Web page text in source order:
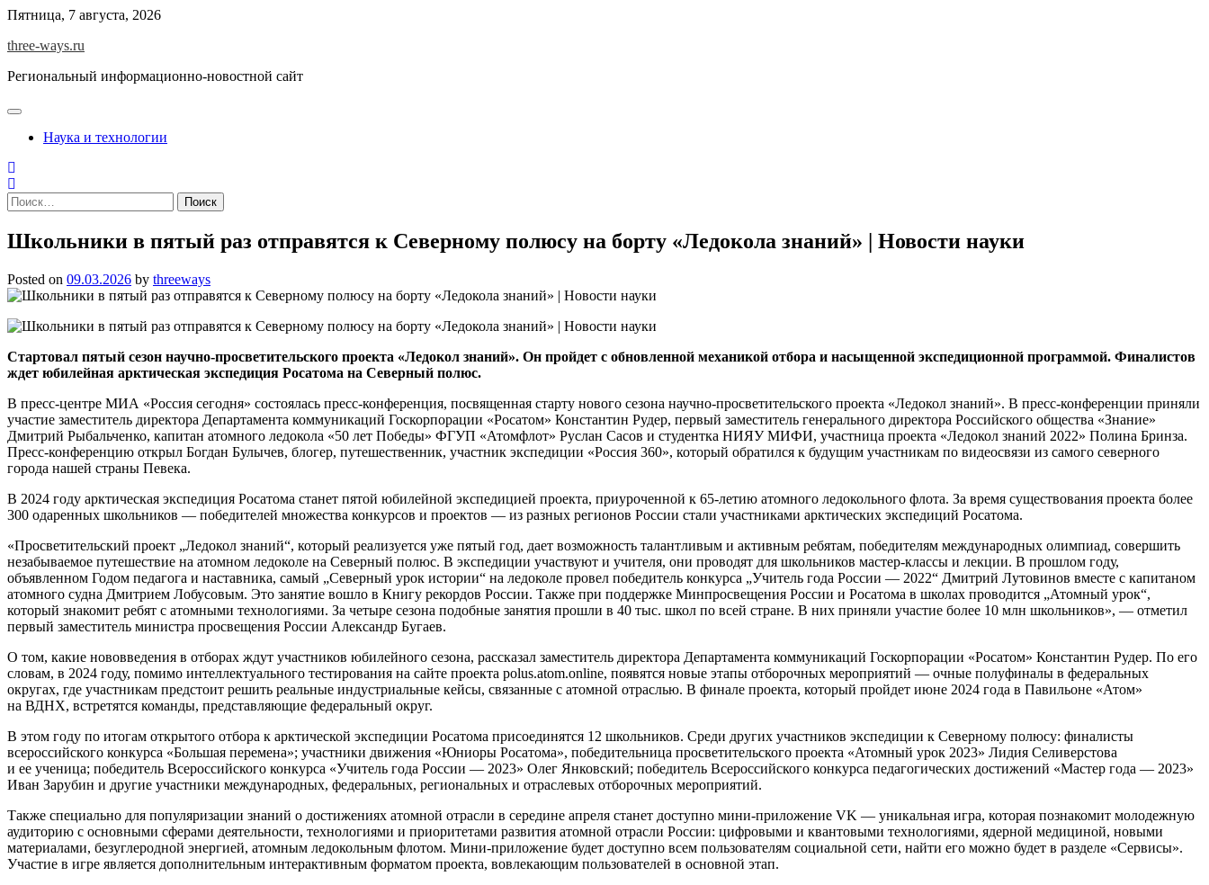
Skip
content
Пятница, 7 августа, 2026
three-ways.ru
Региональный информационно-новостной сайт
Наука и технологии
Найти:
Школьники в пятый раз отправятся к Северному полюсу на борту «Ледокола знаний» | Новости науки
Posted on 09.03.2026 by threeways
Стартовал пятый сезон научно-просветительского проекта «Ледокол знаний». Он пройдет с обновленной механикой отбора и насыщенной экспедиционной программой. Финалистов
ждет юбилейная арктическая экспедиция Росатома на Северный полюс.
В пресс-центре МИА «Россия сегодня» состоялась пресс-конференция, посвященная старту нового сезона научно-просветительского проекта «Ледокол знаний». В пресс-конференции приняли
участие заместитель директора Департамента коммуникаций Госкорпорации «Росатом» Константин Рудер, первый заместитель генерального директора Российского общества «Знание»
Дмитрий Рыбальченко, капитан атомного ледокола «50 лет Победы» ФГУП «Атомфлот» Руслан Сасов и студентка НИЯУ МИФИ, участница проекта «Ледокол знаний 2022» Полина Бринза.
Пресс-конференцию открыл Богдан Булычев, блогер, путешественник, участник экспедиции «Россия 360», который обратился к будущим участникам по видеосвязи из самого северного
города нашей страны Певека.
В 2024 году арктическая экспедиция Росатома станет пятой юбилейной экспедицией проекта, приуроченной к 65-летию атомного ледокольного флота. За время существования проекта более
300 одаренных школьников — победителей множества конкурсов и проектов — из разных регионов России стали участниками арктических экспедиций Росатома.
«Просветительский проект „Ледокол знаний“, который реализуется уже пятый год, дает возможность талантливым и активным ребятам, победителям международных олимпиад, совершить
незабываемое путешествие на атомном ледоколе на Северный полюс. В экспедиции участвуют и учителя, они проводят для школьников мастер-классы и лекции. В прошлом году,
объявленном Годом педагога и наставника, самый „Северный урок истории“ на ледоколе провел победитель конкурса „Учитель года России — 2022“ Дмитрий Лутовинов вместе с капитаном
атомного судна Дмитрием Лобусовым. Это занятие вошло в Книгу рекордов России. Также при поддержке Минпросвещения России и Росатома в школах проводится „Атомный урок“,
который знакомит ребят с атомными технологиями. За четыре сезона подобные занятия прошли в 40 тыс. школ по всей стране. В них приняли участие более 10 млн школьников», — отметил
первый заместитель министра просвещения России Александр Бугаев.
О том, какие нововведения в отборах ждут участников юбилейного сезона, рассказал заместитель директора Департамента коммуникаций Госкорпорации «Росатом» Константин Рудер. По его
словам, в 2024 году, помимо интеллектуального тестирования на сайте проекта polus.atom.online, появятся новые этапы отборочных мероприятий — очные полуфиналы в федеральных
округах, где участникам предстоит решить реальные индустриальные кейсы, связанные с атомной отраслью. В финале проекта, который пройдет июне 2024 года в Павильоне «Атом»
на ВДНХ, встретятся команды, представляющие федеральный округ.
В этом году по итогам открытого отбора к арктической экспедиции Росатома присоединятся 12 школьников. Среди других участников экспедиции к Северному полюсу: финалисты
всероссийского конкурса «Большая перемена»; участники движения «Юниоры Росатома», победительница просветительского проекта «Атомный урок 2023» Лидия Селиверстова
и ее ученица; победитель Всероссийского конкурса «Учитель года России — 2023» Олег Янковский; победитель Всероссийского конкурса педагогических достижений «Мастер года — 2023»
Иван Зарубин и другие участники международных, федеральных, региональных и отраслевых отборочных мероприятий.
Также специально для популяризации знаний о достижениях атомной отрасли в середине апреля станет доступно мини-приложение VK — уникальная игра, которая познакомит молодежную
аудиторию с основными сферами деятельности, технологиями и приоритетами развития атомной отрасли России: цифровыми и квантовыми технологиями, ядерной медициной, новыми
материалами, безуглеродной энергией, атомным ледокольным флотом. Мини-приложение будет доступно всем пользователям социальной сети, найти его можно будет в разделе «Сервисы».
Участие в игре является дополнительным интерактивным форматом проекта, вовлекающим пользователей в основной этап.